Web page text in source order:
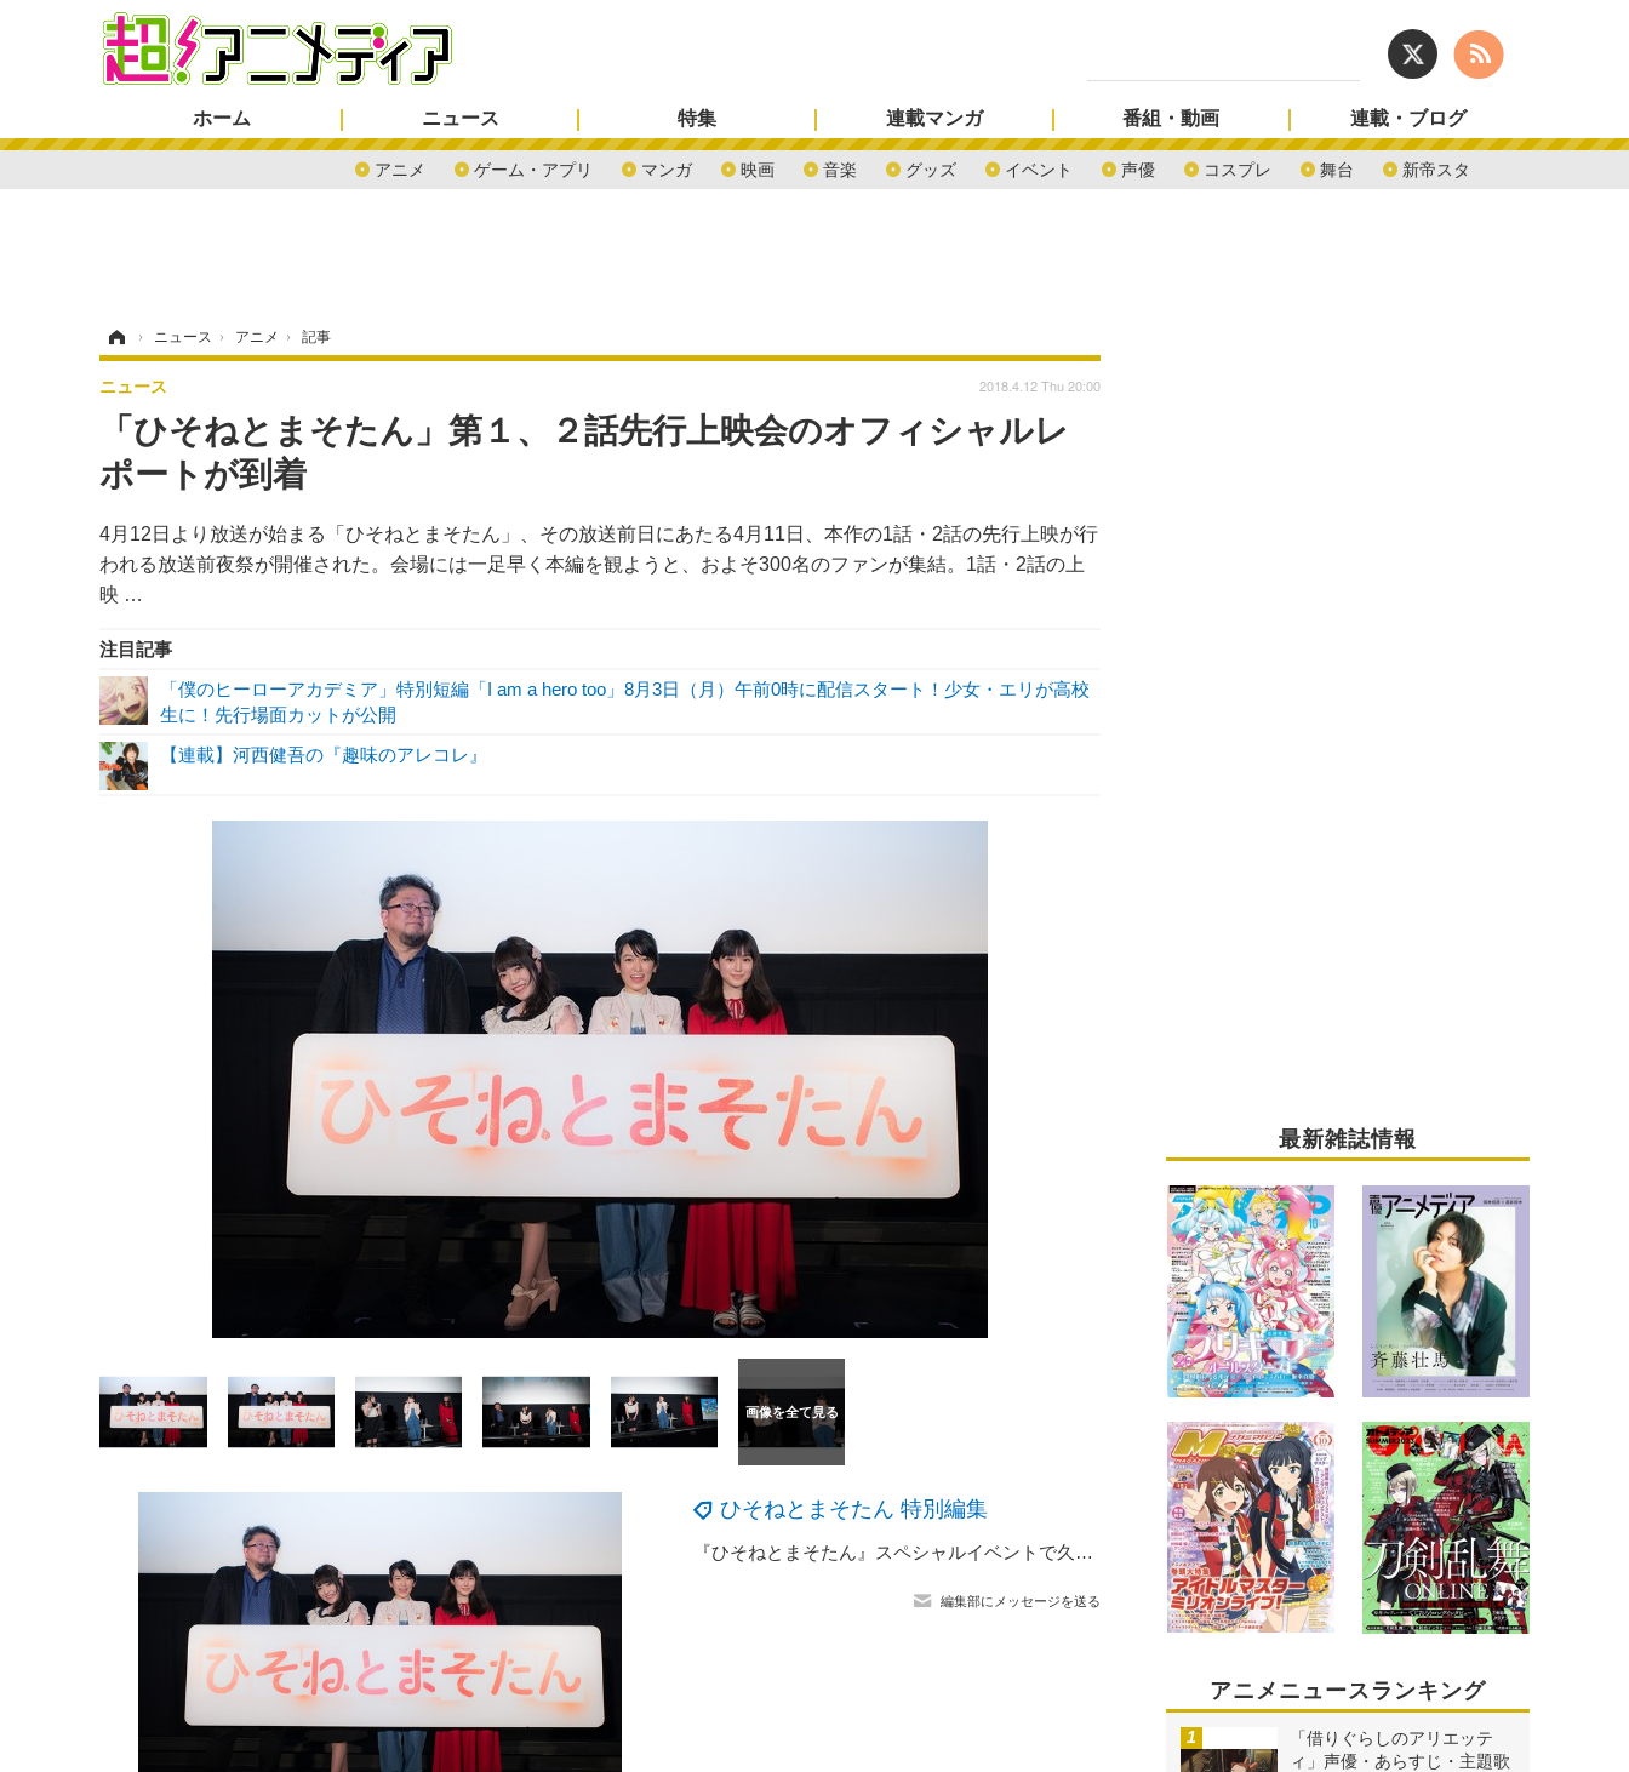
ホーム ニュース
アニメ ゲーム・アプリ マンガ 映画 音楽 グッズ イベント 声優 コスプレ 舞台 新帝スタ
特集 連載マンガ 番組・動画 連載・ブログ
› ニュース › アニメ › 記事
「ひそねとまそたん」第１、２話先行上映会のオフィシャルレ
ポートが到着
4月12日より放送が始まる「ひそねとまそたん」、その放送前日にあたる4月11日、本作の1話・2話の先行上映が行
われる放送前夜祭が開催された。会場には一足早く本編を観ようと、およそ300名のファンが集結。1話・2話の上
映 …
ニュース 2018.4.12 Thu 20:00
注目記事
「僕のヒーローアカデミア」特別短編「I am a hero too」8月3日（月）午前0時に配信スタート！少女・エリが高校
生に！先行場面カットが公開
【連載】河西健吾の『趣味のアレコレ』
ひそねとまそたん 特別編集
『ひそねとまそたん』スペシャルイベントで久野美咲「ひとりひとりにベロベロしたいくらい」とファンに感謝
編集部にメッセージを送る
最新雑誌情報
アニメニュースランキング
「借りぐらしのアリエッテ
ィ」声優・あらすじ・主題歌